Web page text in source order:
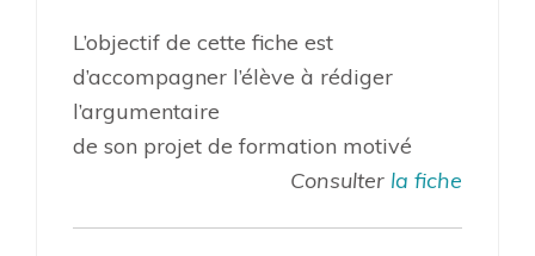
L’objectif de cette fiche est
d’accompagner l’élève à rédiger
l’argumentaire
de son projet de formation motivé
Consulter la fiche